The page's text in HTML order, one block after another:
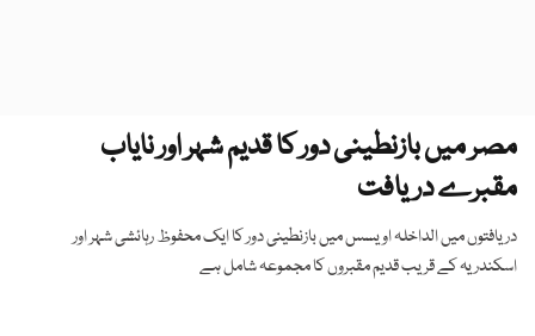
مصر میں بازنطینی دور کا قدیم شہر اور نایاب
مقبرے دریافت
دریافتوں میں الداخلہ اویسس میں بازنطینی دور کا ایک محفوظ رہائشی شہر اور
اسکندریہ کے قریب قدیم مقبروں کا مجموعہ شامل ہے